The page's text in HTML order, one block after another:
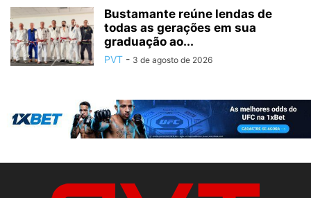
Bustamante reúne lendas de
todas as gerações em sua
graduação ao...
PVT - 3 de agosto de 2026